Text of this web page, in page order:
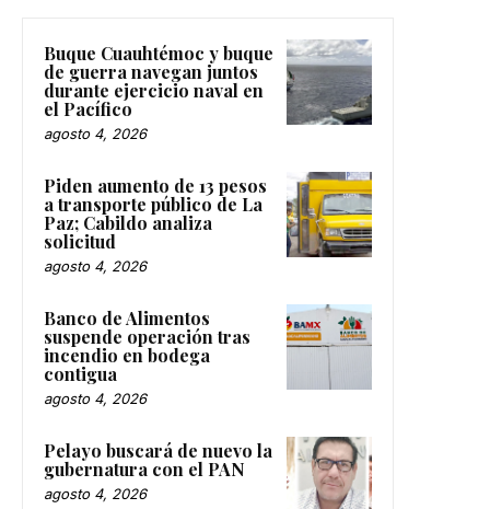
Buque Cuauhtémoc y buque
de guerra navegan juntos
durante ejercicio naval en
el Pacífico
agosto 4, 2026
Piden aumento de 13 pesos
a transporte público de La
Paz; Cabildo analiza
solicitud
agosto 4, 2026
Banco de Alimentos
suspende operación tras
incendio en bodega
contigua
agosto 4, 2026
Pelayo buscará de nuevo la
gubernatura con el PAN
agosto 4, 2026